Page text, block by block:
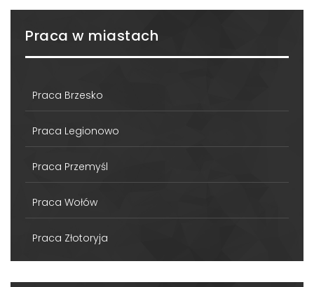
Praca w miastach
Praca Brzesko
Praca Legionowo
Praca Przemyśl
Praca Wołów
Praca Złotoryja